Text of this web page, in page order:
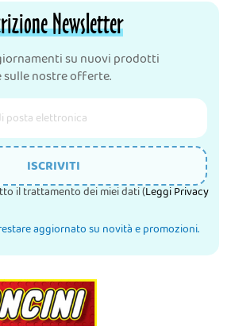
Newsletter
su nuovi prodotti
sulle nostre offerte.
ISCRIVITI
aggiornato su novità e promozioni.
il trattamento dei miei dati (Leggi Privacy